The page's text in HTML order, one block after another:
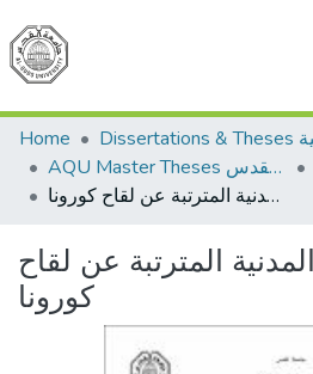
Communities &
All of
Home
AQU Master Theses الرسائل الجامعية الخاصة بجامعة القدس
المسؤولية المدنية المترتبة عن لقاح كورونا
المترتبة عن لقاح
كورونا